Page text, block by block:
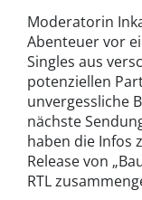
Moderatorin
Abenteuer vor
Singles aus
potenziellen
unvergessliche
nächste
haben die Infos
Release von
RTL